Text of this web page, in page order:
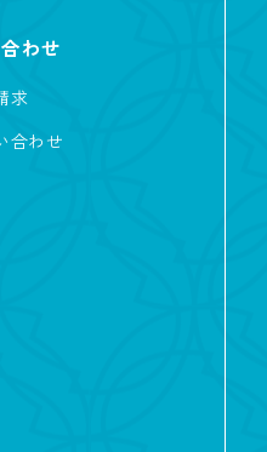
わせ
求
合わせ